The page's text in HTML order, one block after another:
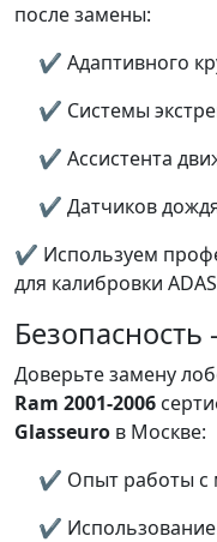
после замены:
✔ Адаптивного
✔ Системы
✔ Ассистента
✔ Датчиков
✔ Используем
для калибровки ADAS
Доверьте замену
Ram 2001-2006
Glasseuro в Москве:
✔ Опыт работы с
✔